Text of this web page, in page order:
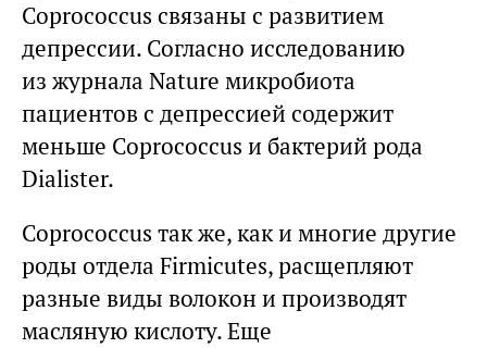
Coprococcus связаны с развитием
депрессии. Согласно исследованию
из журнала Nature микробиота
пациентов с депрессией содержит
меньше Coprococcus и бактерий рода
Dialister.
Coprococcus так же, как и многие другие
роды отдела Firmicutes, расщепляют
разные виды волокон и производят
масляную кислоту. Еще